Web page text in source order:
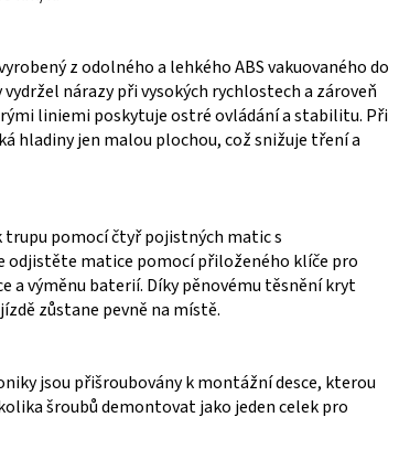
z odolného a lehkého ABS vakuovaného do
nárazy při vysokých rychlostech a zároveň
liniemi poskytuje ostré ovládání a stabilitu. Při
hladiny jen malou plochou, což snižuje tření a
trupu pomocí čtyř pojistných matic s
odjistěte matice pomocí přiloženého klíče pro
a výměnu baterií. Díky pěnovému těsnění kryt
zůstane pevně na místě.
jsou přišroubovány k montážní desce, kterou
šroubů demontovat jako jeden celek pro